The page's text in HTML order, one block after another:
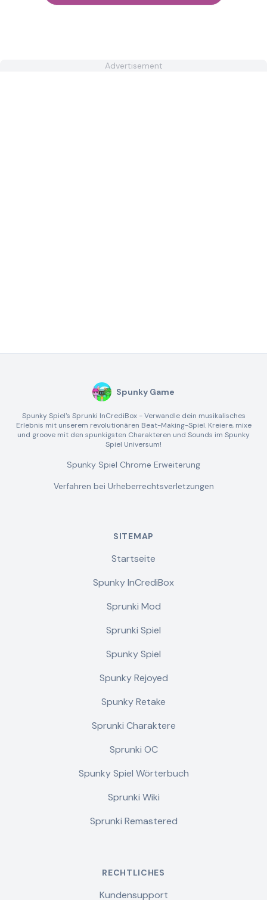
Advertisement
Spunky Game
Spunky Spiel's Sprunki InCrediBox - Verwandle dein musikalisches
Erlebnis mit unserem revolutionären Beat-Making-Spiel. Kreiere, mixe
und groove mit den spunkigsten Charakteren und Sounds im Spunky
Spiel Universum!
Spunky Spiel Chrome Erweiterung
Verfahren bei Urheberrechtsverletzungen
SITEMAP
Startseite
Spunky InCrediBox
Sprunki Mod
Sprunki Spiel
Spunky Spiel
Spunky Rejoyed
Spunky Retake
Sprunki Charaktere
Sprunki OC
Spunky Spiel Wörterbuch
Sprunki Wiki
Sprunki Remastered
RECHTLICHES
Kundensupport